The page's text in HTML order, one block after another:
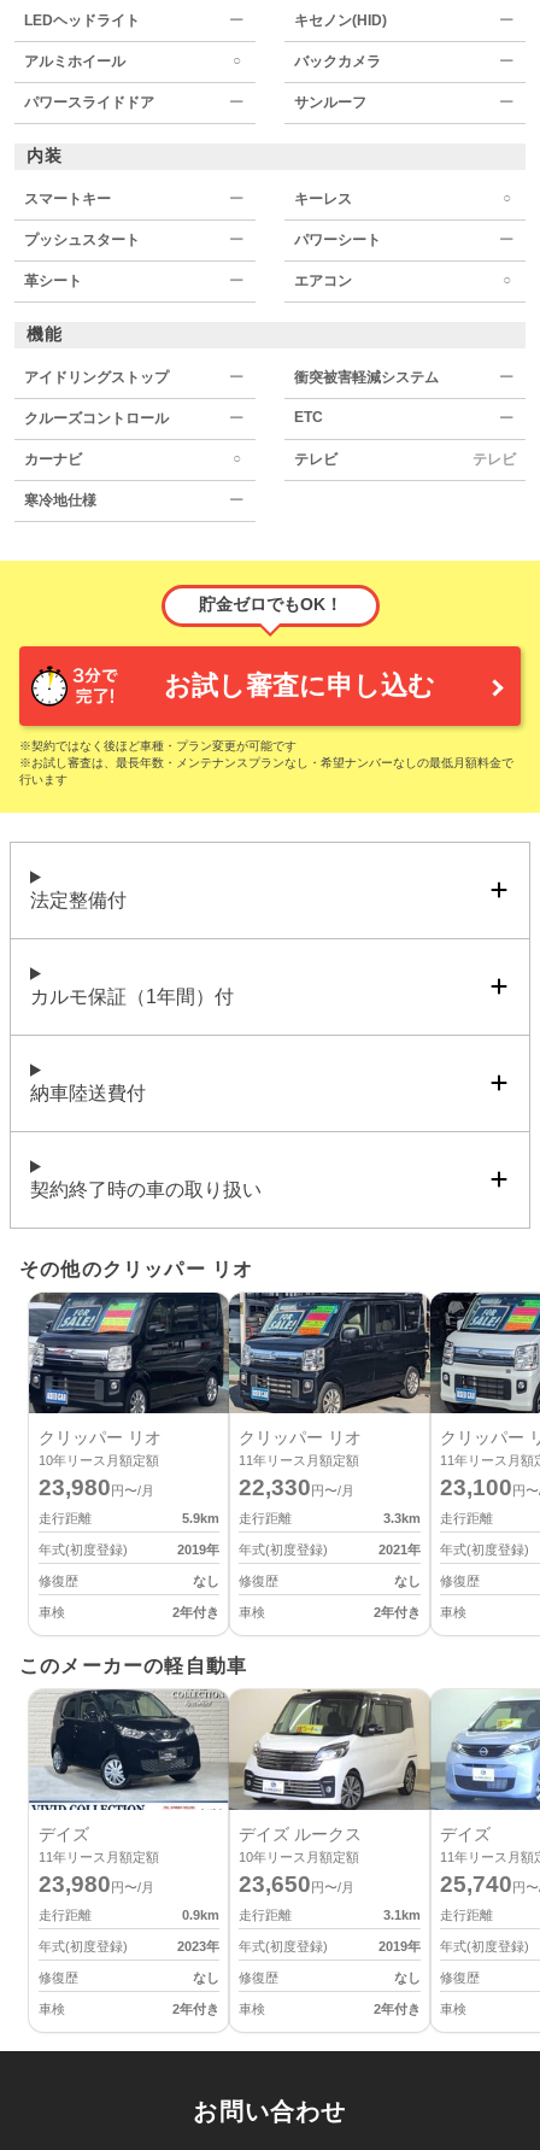
LEDヘッドライト ー キセノン(HID) ー
アルミホイール ○ バックカメラ ー
パワースライドドア ー サンルーフ ー
内装
スマートキー ー キーレス ○
プッシュスタート ー パワーシート ー
革シート ー エアコン ○
機能
アイドリングストップ ー 衝突被害軽減システム ー
クルーズコントロール ー ETC ー
カーナビ ○ テレビ テレビ
寒冷地仕様 ー
貯金ゼロでもOK！
お試し審査に申し込む
※契約ではなく後ほど車種・プラン変更が可能です
※お試し審査は、最長年数・メンテナンスプランなし・希望ナンバーなしの最低月額料金で
行います
法定整備付
カルモ保証（1年間）付
納車陸送費付
契約終了時の車の取り扱い
その他のクリッパー リオ
クリッパー リオ
10年リース月額定額
23,980円〜/月
走行距離
5.9km
年式(初度登録) 2019年
修復歴 なし
車検 2年付き
クリッパー リオ
11年リース月額定額
22,330円〜/月
走行距離
3.3km
年式(初度登録) 2021年
修復歴 なし
車検 2年付き
クリッパー
11年リース月額
23,100円
走行距離
年式(初度登録)
修復歴
車検
このメーカーの軽自動車
デイズ
11年リース月額定額
23,980円〜/月
走行距離
0.9km
年式(初度登録) 2023年
修復歴 なし
車検 2年付き
デイズ ルークス
10年リース月額定額
23,650円〜/月
走行距離
3.1km
年式(初度登録) 2019年
修復歴 なし
車検 2年付き
デイズ
11年リース月額
25,740円
走行距離
年式(初度登録)
修復歴
車検
お問い合わせ